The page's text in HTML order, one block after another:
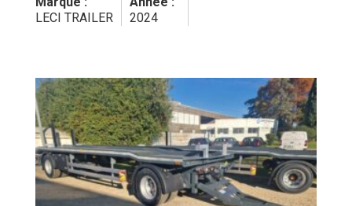
LECI TRAILER 2024